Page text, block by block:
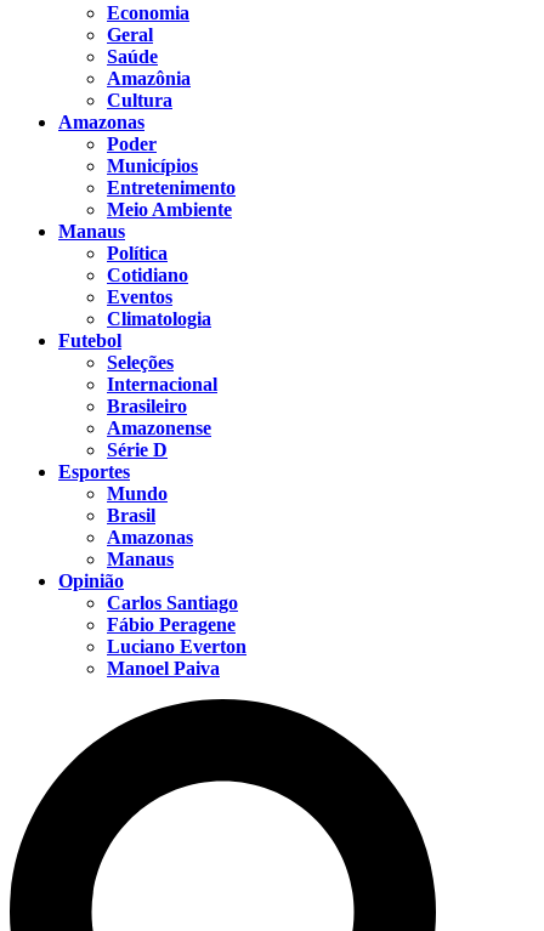
Economia
Geral
Saúde
Amazônia
Cultura
Amazonas
Poder
Municípios
Entretenimento
Meio Ambiente
Manaus
Política
Cotidiano
Eventos
Climatologia
Futebol
Seleções
Internacional
Brasileiro
Amazonense
Série D
Esportes
Mundo
Brasil
Amazonas
Manaus
Opinião
Carlos Santiago
Fábio Peragene
Luciano Everton
Manoel Paiva